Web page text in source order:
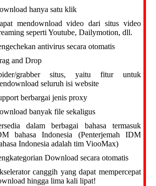
hanya satu klik
mendownload video dari situs video
seperti Youtube, Dailymotion, dll.
antivirus secara otomatis
and Drop
grabber situs, yaitu fitur untuk
seluruh isi website
berbargai jenis proxy
banyak file sekaligus
dalam berbagai bahasa termasuk
bahasa Indonesia (Penterjemah IDM
Indonesia adalah tim ViooMax)
Download secara otomatis
canggih yang dapat mempercepat
hingga lima kali lipat!